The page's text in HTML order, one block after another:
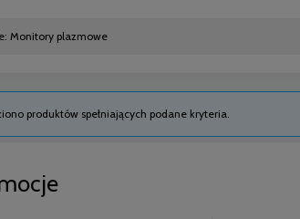
Monitory plazmowe
produktów spełniających podane kryteria.